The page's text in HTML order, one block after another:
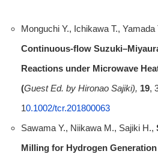
Monguchi Y., Ichikawa T.,
Continuous-flow
Reactions under Microwave
(Guest Ed. by Hironao Sajiki), 19,
10.1002/tcr.201800063
Sawama Y., Niikawa M., Sajiki H.,
Milling for Hydrogen